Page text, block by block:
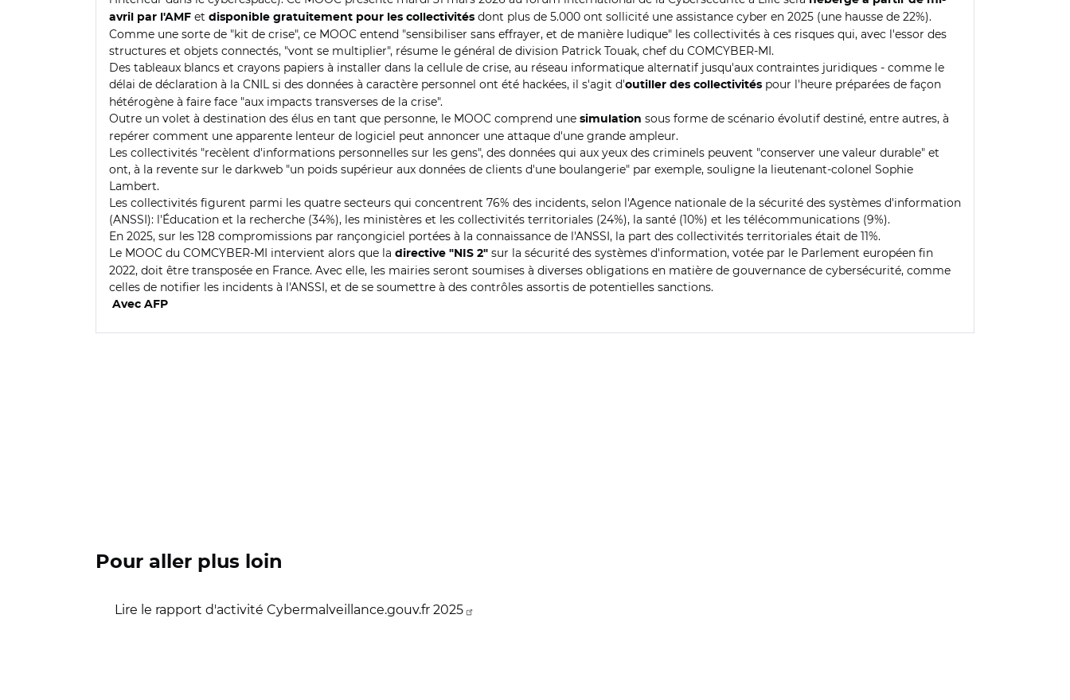
avril par l'AMF et disponible gratuitement pour les collectivités dont plus de 5.000 ont sollicité une assistance cyber en 2025 (une hausse de 22%).
Comme une sorte de "kit de crise", ce MOOC entend "sensibiliser sans effrayer, et de manière ludique" les collectivités à ces risques qui, avec l'essor des
structures et objets connectés, "vont se multiplier", résume le général de division Patrick Touak, chef du COMCYBER-MI.
Des tableaux blancs et crayons papiers à installer dans la cellule de crise, au réseau informatique alternatif jusqu'aux contraintes juridiques - comme le
délai de déclaration à la CNIL si des données à caractère personnel ont été hackées, il s'agit d'outiller des collectivités pour l'heure préparées de façon
hétérogène à faire face "aux impacts transverses de la crise".
Outre un volet à destination des élus en tant que personne, le MOOC comprend une simulation sous forme de scénario évolutif destiné, entre autres, à
repérer comment une apparente lenteur de logiciel peut annoncer une attaque d'une grande ampleur.
Les collectivités "recèlent d'informations personnelles sur les gens", des données qui aux yeux des criminels peuvent "conserver une valeur durable" et
ont, à la revente sur le darkweb "un poids supérieur aux données de clients d'une boulangerie" par exemple, souligne la lieutenant-colonel Sophie
Lambert.
Les collectivités figurent parmi les quatre secteurs qui concentrent 76% des incidents, selon l'Agence nationale de la sécurité des systèmes d'information
(ANSSI): l'Éducation et la recherche (34%), les ministères et les collectivités territoriales (24%), la santé (10%) et les télécommunications (9%).
En 2025, sur les 128 compromissions par rançongiciel portées à la connaissance de l'ANSSI, la part des collectivités territoriales était de 11%.
Le MOOC du COMCYBER-MI intervient alors que la directive "NIS 2" sur la sécurité des systèmes d'information, votée par le Parlement européen fin
2022, doit être transposée en France. Avec elle, les mairies seront soumises à diverses obligations en matière de gouvernance de cybersécurité, comme
celles de notifier les incidents à l'ANSSI, et de se soumettre à des contrôles assortis de potentielles sanctions.
Avec AFP
Pour aller plus loin
Lire le rapport d'activité Cybermalveillance.gouv.fr 2025